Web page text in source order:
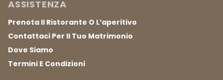
ASSISTENZA
Prenota Il Ristorante O L’aperitivo
Contattaci Per Il Tuo Matrimonio
Dove Siamo
Termini E Condizioni